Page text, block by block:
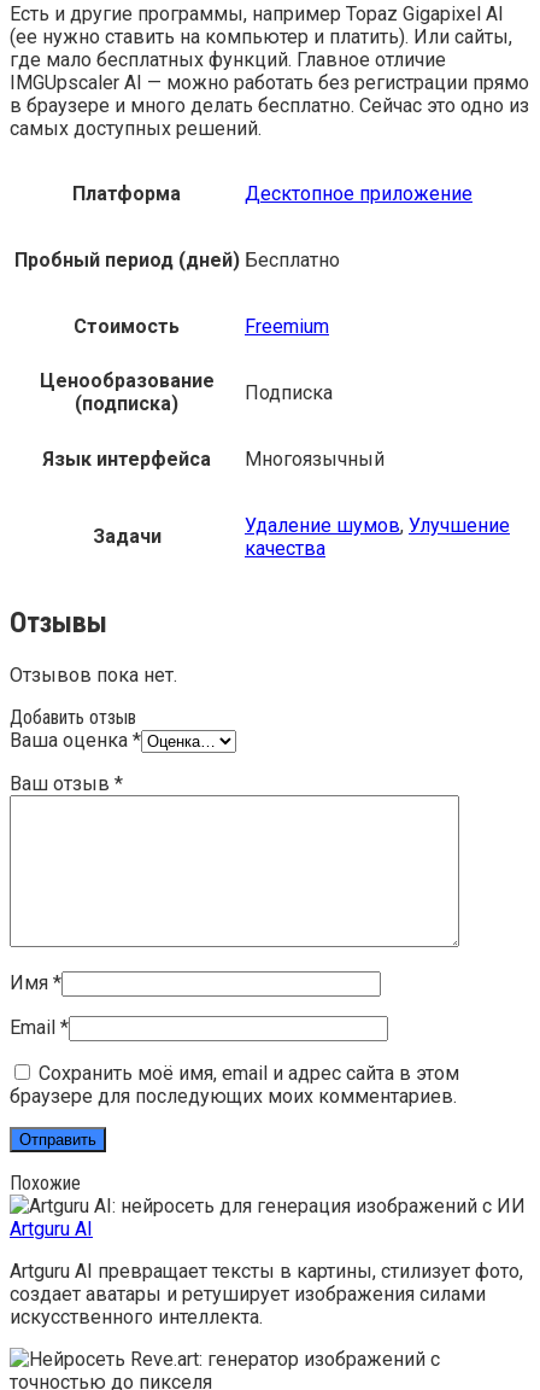
Есть и другие программы, например Topaz Gigapixel AI
(ее нужно ставить на компьютер и платить). Или сайты,
где мало бесплатных функций. Главное отличие
IMGUpscaler AI — можно работать без регистрации прямо
в браузере и много делать бесплатно. Сейчас это одно из
самых доступных решений.
Платформа Десктопное приложение
Пробный период (дней) Бесплатно
Стоимость Freemium
Ценообразование
(подписка)
Подписка
Язык интерфейса Многоязычный
Задачи Удаление шумов, Улучшение
качества
Отзывы
Отзывов пока нет.
Добавить отзыв
Ваша оценка *
Ваш отзыв *
Имя *
Email *
Сохранить моё имя, email и адрес сайта в этом
браузере для последующих моих комментариев.
Похожие
Artguru AI
Artguru AI превращает тексты в картины, стилизует фото,
создает аватары и ретуширует изображения силами
искусственного интеллекта.